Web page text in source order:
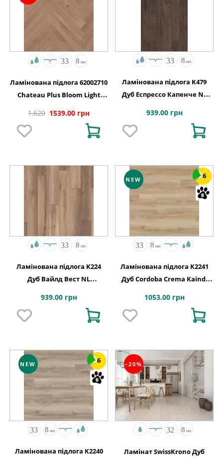
Ламінована підлога 62002710
Chateau Plus Bloom Light
1,620 1539.00 грн
Ламінована підлога K479
Дуб Еспрессо Капенче NL
939.00 грн
Ламінована підлога K224
Дуб Вайлд Вест NL
939.00 грн
NEW 6
Ламінована підлога K2241
Дуб Cordoba Crema Kaindl
1053.00 грн
NEW 6
Ламінована підлога K2240
−20%
Ламінат SwissKrono Дуб